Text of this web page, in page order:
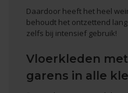
Daardoor heeft het heel
behoudt het ontzettend
zelfs bij intensief gebruik!
Vloerkleden
garens in alle